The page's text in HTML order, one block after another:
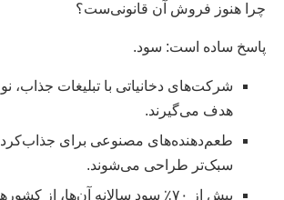
چرا هنوز فروش آن قانونی‌ست؟
پاسخ ساده است: سود.
شرکت‌های دخانیاتی با تبلیغات جذاب،
هدف می‌گیرند.
طعم‌دهنده‌های مصنوعی برای
سبک‌تر طراحی می‌شوند.
بیش از ۷۰٪ سود سالانه آن‌ها، از